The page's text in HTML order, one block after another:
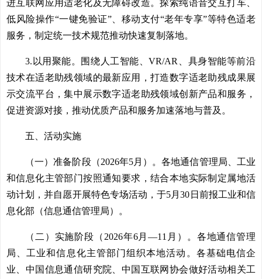
进互联网应用适老化及无障碍改造。探索纯语音交互打车、
低风险操作“一键免验证”、移动支付“老年专享”等特色适老
服务，制定统一技术规范推动快速复制落地。
3.以用聚能。围绕人工智能、VR/AR、具身智能等前沿
技术在适老助残领域的最新应用，打造数字适老助残成果展
示交流平台，集中展示数字适老助残领域创新产品和服务，
促进资源对接，推动优质产品和服务加速落地与普及。
五、活动实施
（一）准备阶段（2026年5月）。各地通信管理局、工业
和信息化主管部门按照通知要求，结合本地实际制定属地活
动计划，并自愿开展特色专场活动，于5月30日前报工业和信
息化部（信息通信管理局）。
（二）实施阶段（2026年6月—11月）。各地通信管理
局、工业和信息化主管部门组织本地活动。各基础电信企
业、中国信息通信研究院、中国互联网协会做好活动相关工